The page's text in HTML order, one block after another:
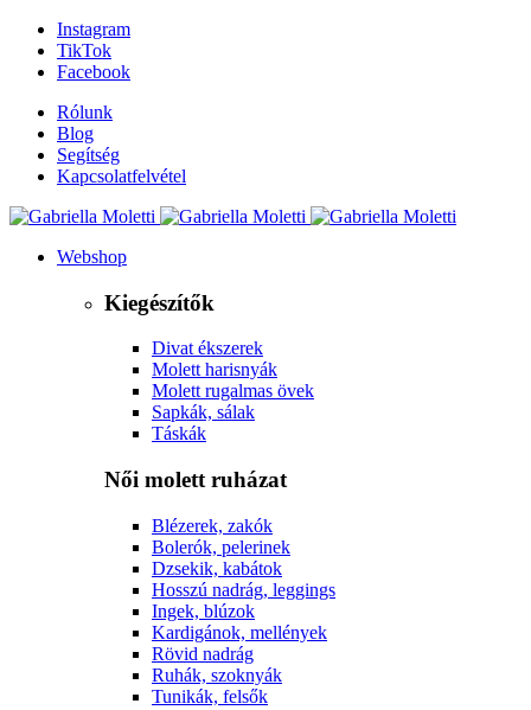
Instagram
TikTok
Facebook
Rólunk
Blog
Segítség
Kapcsolatfelvétel
Webshop
Kiegészítők
Divat ékszerek
Molett harisnyák
Molett rugalmas övek
Sapkák, sálak
Táskák
Női molett ruházat
Blézerek, zakók
Bolerók, pelerinek
Dzsekik, kabátok
Hosszú nadrág, leggings
Ingek, blúzok
Kardigánok, mellények
Rövid nadrág
Ruhák, szoknyák
Tunikák, felsők